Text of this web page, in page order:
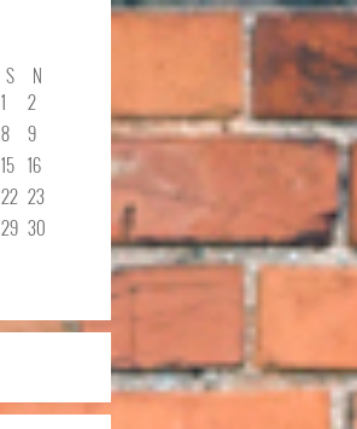
S
N
1
2
8
9
15 16
22 23
29 30